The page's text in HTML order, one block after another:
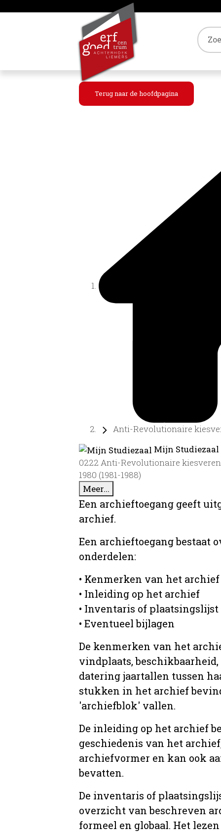
Terug naar de hoofdpagina
Anti-Revolutionaire
Mijn
0222 Anti-Revolutionaire
1980 (1981-1988)
Meer...
Een archieftoegang geeft
archief.
Een archieftoegang bestaat
onderdelen:
• Kenmerken van het archief
• Inleiding op het archief
• Inventaris of plaatsingslijst
• Eventueel bijlagen
De kenmerken van het
vindplaats,
datering jaartallen tussen
stukken in het archief
'archiefblok' vallen.
De inleiding op het archief
geschiedenis van het
archiefvormer en kan ook
bevatten.
De inventaris of
overzicht van beschreven
formeel en globaal. Het